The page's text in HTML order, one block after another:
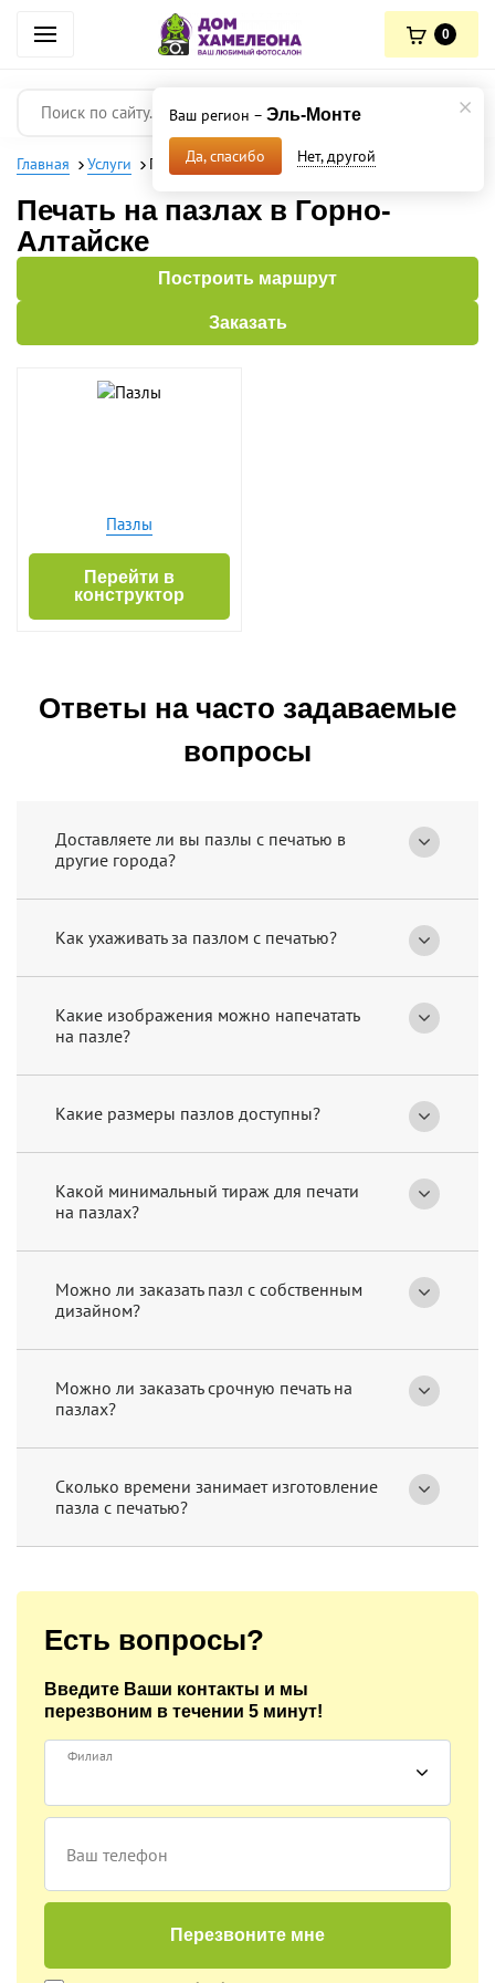
0
Ваш регион – Эль-Монте
Да, спасибо Нет, другой
Главная Услуги Пазлы
Печать на пазлах в Горно-
Алтайске
Построить маршрут
Заказать
Пазлы
Перейти в
конструктор
Ответы на часто задаваемые
вопросы
Доставляете ли вы пазлы с печатью в
другие города?
Как ухаживать за пазлом с печатью?
Какие изображения можно напечатать
на пазле?
Какие размеры пазлов доступны?
Какой минимальный тираж для печати
на пазлах?
Можно ли заказать пазл с собственным
дизайном?
Можно ли заказать срочную печать на
пазлах?
Сколько времени занимает изготовление
пазла с печатью?
Есть вопросы?
Введите Ваши контакты и мы
перезвоним в течении 5 минут!
Филиал
Ваш телефон
Перезвоните мне